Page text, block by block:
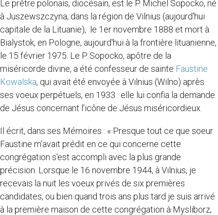
Le prêtre polonais, diocésain, est le P. Michel Sopocko, né
à Juszewszczyna, dans la région de Vilnius (aujourd'hui
capitale de la Lituanie), le 1er novembre 1888 et mort à
Bialystok, en Pologne, aujourd'hui à la frontière lituanienne,
le 15 février 1975. Le P. Sopocko, apôtre de la
miséricorde divine, a été confesseur de sainte Faustine
Kowalska, qui avait été envoyée à Vilnius (Wilno) après
ses voeux perpétuels, en 1933 : elle lui confia la demande
de Jésus concernant l'icône de Jésus miséricordieux.
Il écrit, dans ses Mémoires : « Presque tout ce que soeur
Faustine m'avait prédit en ce qui concerne cette
congrégation s'est accompli avec la plus grande
précision. Lorsque le 16 novembre 1944, à Vilnius, je
recevais la nuit les voeux privés de six premières
candidates, ou bien quand trois ans plus tard je suis arrivé
à la première maison de cette congrégation à Mysliborz,